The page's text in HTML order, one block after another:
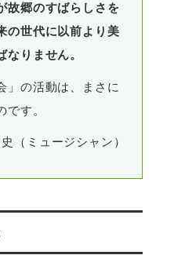
故郷のすばらしさを
の世代に以前より美
なりません。
」の活動は、まさに
す。
（ミュージシャン）